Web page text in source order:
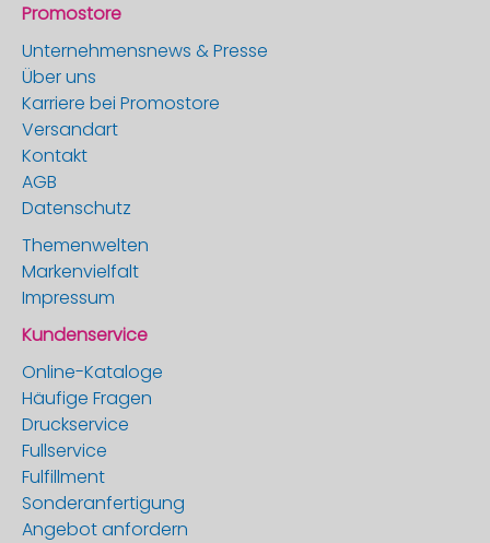
Promostore
Unternehmensnews & Presse
Über uns
Karriere bei Promostore
Versandart
Kontakt
AGB
Datenschutz
Themenwelten
Markenvielfalt
Impressum
Kundenservice
Online-Kataloge
Häufige Fragen
Druckservice
Fullservice
Fulfillment
Sonderanfertigung
Angebot anfordern